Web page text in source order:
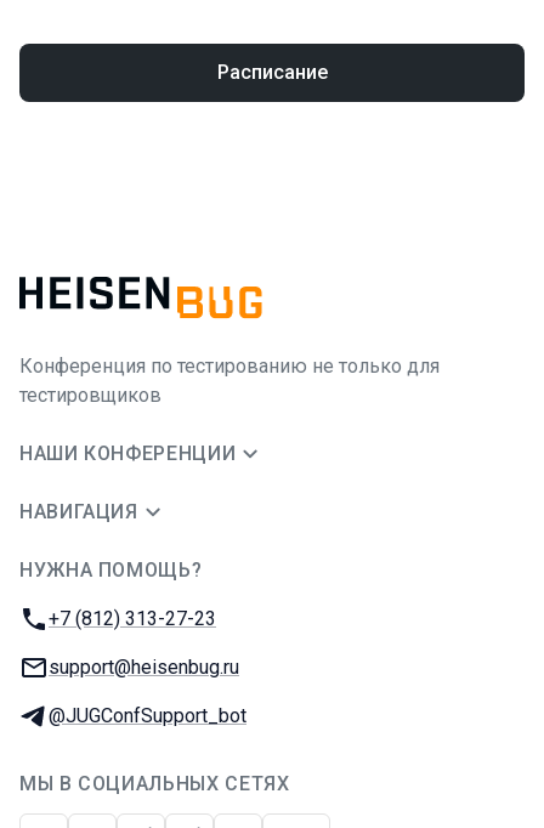
Расписание
Конференция по тестированию не только для
тестировщиков
НАШИ КОНФЕРЕНЦИИ
НАВИГАЦИЯ
НУЖНА ПОМОЩЬ?
Телефон:
+7 (812) 313-27-23
E-mail:
support@heisenbug.ru
Телеграм:
@JUGConfSupport_bot
МЫ В СОЦИАЛЬНЫХ СЕТЯХ